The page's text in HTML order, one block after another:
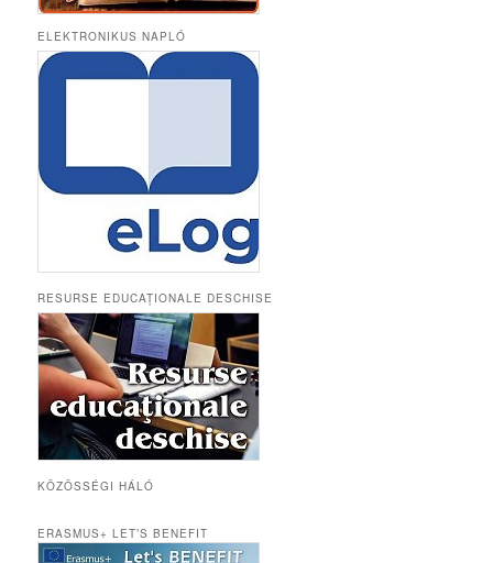
ELEKTRONIKUS NAPLÓ
RESURSE EDUCAȚIONALE DESCHISE
KÖZÖSSÉGI HÁLÓ
ERASMUS+ LET’S BENEFIT